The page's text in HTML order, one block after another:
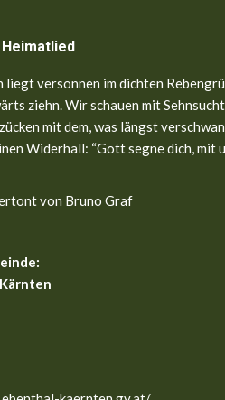
liegt versonnen im dichten
ziehn. Wir schauen mit
mit dem, was längst
Widerhall: “Gott segne dich, mit
von Bruno Graf